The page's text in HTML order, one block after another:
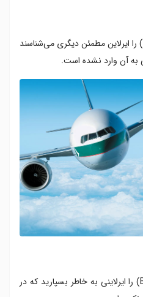
(Cathay Pacific) را ایرلاین مطمئن دیگری می‌شناسند
(British Airways) را ایرلاینی به خاطر بسپارید که در